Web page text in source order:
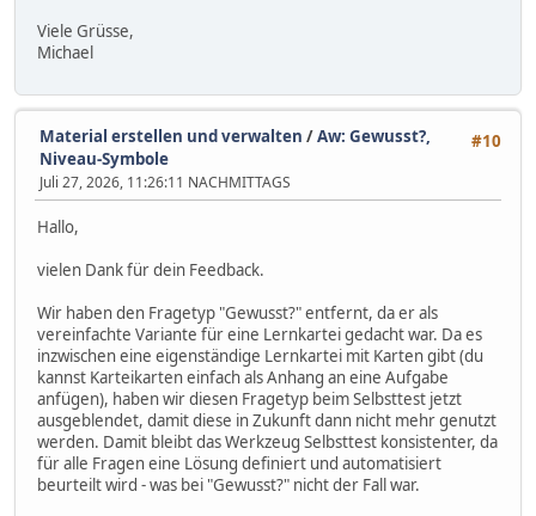
Viele Grüsse,
Michael
#10
Material erstellen und verwalten /Aw: Gewusst?,
Niveau-Symbole
Juli 27, 2026, 11:26:11 NACHMITTAGS
Hallo,
vielen Dank für dein Feedback.
Wir haben den Fragetyp "Gewusst?" entfernt, da er als
vereinfachte Variante für eine Lernkartei gedacht war. Da es
inzwischen eine eigenständige Lernkartei mit Karten gibt (du
kannst Karteikarten einfach als Anhang an eine Aufgabe
anfügen), haben wir diesen Fragetyp beim Selbsttest jetzt
ausgeblendet, damit diese in Zukunft dann nicht mehr genutzt
werden. Damit bleibt das Werkzeug Selbsttest konsistenter, da
für alle Fragen eine Lösung definiert und automatisiert
beurteilt wird - was bei "Gewusst?" nicht der Fall war.